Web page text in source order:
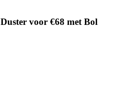
voor €68 met Bol